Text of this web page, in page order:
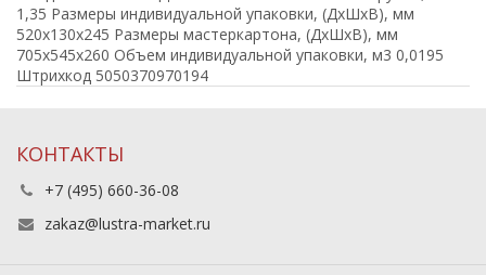
1,35 Размеры индивидуальной упаковки, (ДхШхВ), мм
520x130x245 Размеры мастеркартона, (ДхШхВ), мм
705x545x260 Объем индивидуальной упаковки, м3 0,0195
Штрихкод 5050370970194
КОНТАКТЫ
+7 (495) 660-36-08
zakaz@lustra-market.ru